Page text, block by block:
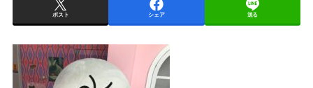
ポスト シェア 送る